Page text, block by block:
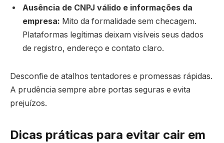
Ausência de CNPJ válido e informações da
empresa: Mito da formalidade sem checagem.
Plataformas legítimas deixam visíveis seus dados
de registro, endereço e contato claro.
Desconfie de atalhos tentadores e promessas rápidas.
A prudência sempre abre portas seguras e evita
prejuízos.
Dicas práticas para evitar cair em